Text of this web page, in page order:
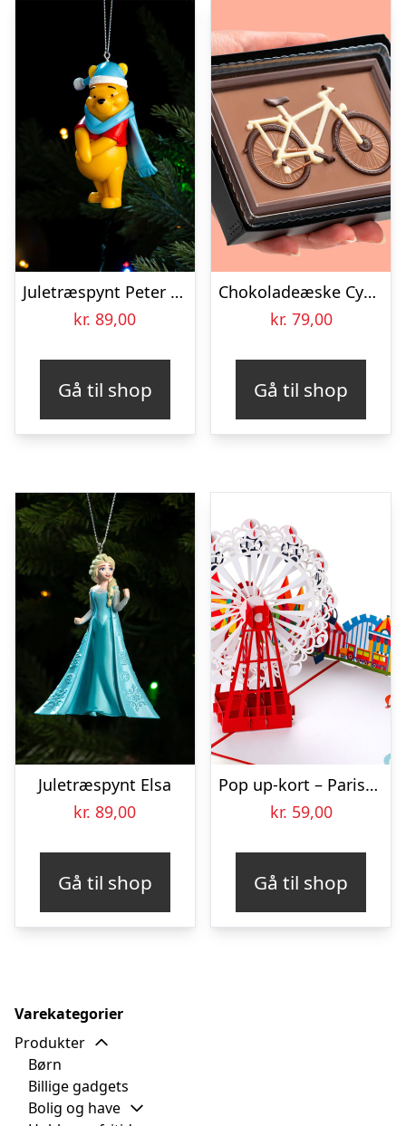
Juletræspynt Peter Plys
kr. 89,00
Gå til shop
Chokoladeæske Cykel
kr. 79,00
Gå til shop
Juletræspynt Elsa
kr. 89,00
Gå til shop
Pop up-kort – Pariserhjul
kr. 59,00
Gå til shop
Varekategorier
Produkter
Børn
Billige gadgets
Bolig og have